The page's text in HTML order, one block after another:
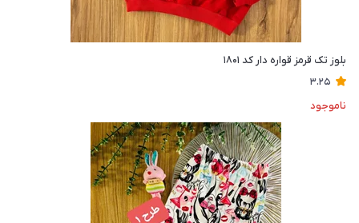
بلوز تک قرمز قواره دار کد ۱۸۰۱
3.25
ناموجود